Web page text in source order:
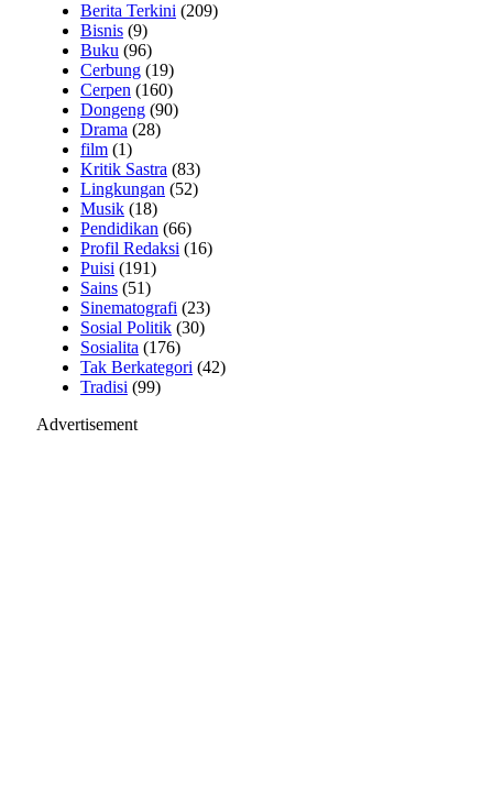
Berita Terkini (209)
Bisnis (9)
Buku (96)
Cerbung (19)
Cerpen (160)
Dongeng (90)
Drama (28)
film (1)
Kritik Sastra (83)
Lingkungan (52)
Musik (18)
Pendidikan (66)
Profil Redaksi (16)
Puisi (191)
Sains (51)
Sinematografi (23)
Sosial Politik (30)
Sosialita (176)
Tak Berkategori (42)
Tradisi (99)
Advertisement